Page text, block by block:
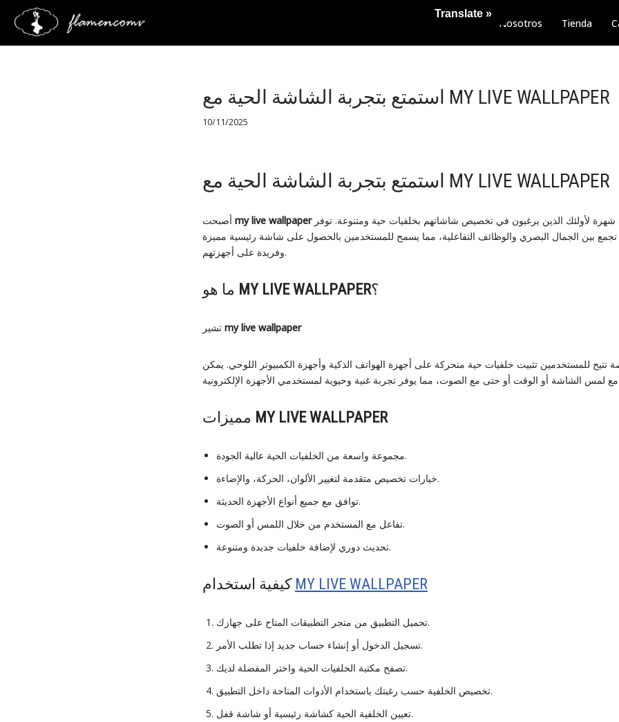
Saltar
Nosotros Tienda
استمتع بتجربة الشاشة الحية مع MY LIVE WALLPAPER
10/11/2025
استمتع بتجربة الشاشة الحية مع MY LIVE WALLPAPER
my live wallpaperواحدة من أكثر التطبيقات شهرة لأولئك الذين يرغبون في تخصيص شاشاتهم بخلفيات حية ومتنوعة. توفر
تجمع بين الجمال البصري والوظائف التفاعلية، مما يسمح للمستخدمين بالحصول على شاشة رئيسية مميزة
وفريدة على أجهزتهم.
MY LIVE WALLPAPER؟
تشير my live wallpaper
للمستخدمين تثبيت خلفيات حية متحركة على أجهزة الهواتف الذكية وأجهزة الكمبيوتر اللوحي. يمكن
MY LIVE WALLPAPER
مجموعة واسعة من الخلفيات الحية عالية الجودة.
خيارات تخصيص متقدمة لتغيير الألوان، الحركة، والإضاءة.
توافق مع جميع أنواع الأجهزة الحديثة.
تفاعل مع المستخدم من خلال اللمس أو الصوت.
تحديث دوري لإضافة خلفيات جديدة ومتنوعة.
كيفية استخدام MY LIVE WALLPAPER
تحميل التطبيق من متجر التطبيقات المتاح على جهازك.
تسجيل الدخول أو إنشاء حساب جديد إذا تطلب الأمر.
تصفح مكتبة الخلفيات الحية واختر المفضلة لديك.
تخصيص الخلفية حسب رغبتك باستخدام الأدوات المتاحة داخل التطبيق.
تعيين الخلفية الحية كشاشة رئيسية أو شاشة قفل.
Translate »